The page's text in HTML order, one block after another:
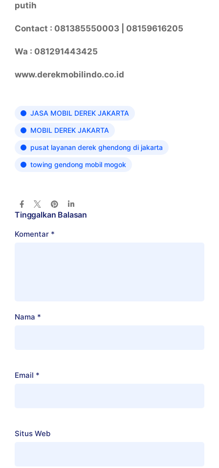
putih
Contact : 081385550003 | 08159616205
Wa : 081291443425
www.derekmobilindo.co.id
JASA MOBIL DEREK JAKARTA
MOBIL DEREK JAKARTA
pusat layanan derek ghendong di jakarta
towing gendong mobil mogok
Tinggalkan Balasan
Komentar *
Nama *
Email *
Situs Web